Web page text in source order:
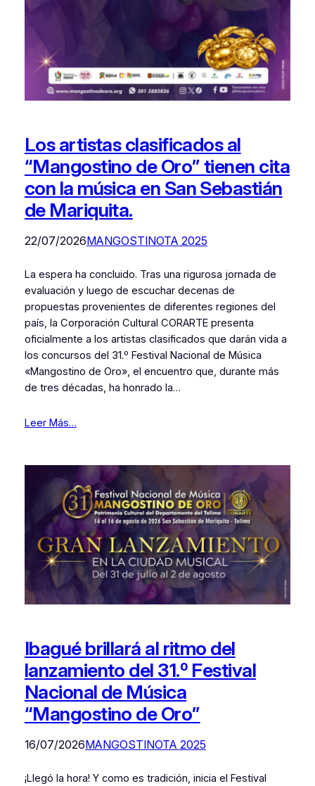
Los artistas clasificados al
“Mangostino de Oro” tienen cita
con la música en San Sebastián
de Mariquita.
22/07/2026MANGOSTINOTA 2025
La espera ha concluido. Tras una rigurosa jornada de
evaluación y luego de escuchar decenas de
propuestas provenientes de diferentes regiones del
país, la Corporación Cultural CORARTE presenta
oficialmente a los artistas clasificados que darán vida a
los concursos del 31.º Festival Nacional de Música
«Mangostino de Oro», el encuentro que, durante más
de tres décadas, ha honrado la…
Leer Más…
Ibagué brillará al ritmo del
lanzamiento del 31.º Festival
Nacional de Música
“Mangostino de Oro”
16/07/2026MANGOSTINOTA 2025
¡Llegó la hora! Y como es tradición, inicia el Festival